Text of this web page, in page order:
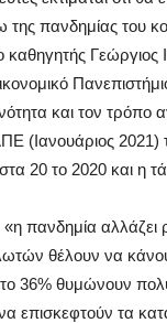
πανδημίας του
Γεώργιος Ι.
και τον
(Ιανουάριος 2021)
20 το 2020 και η
πανδημία αλλάζει
θέλουν να
36% θυμώνουν
επισκεφτούν τα